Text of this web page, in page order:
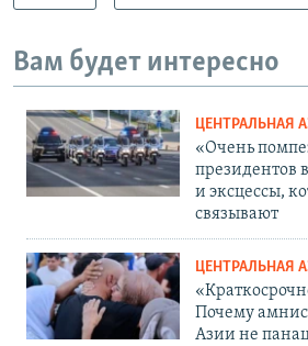
Вам будет интересно
ЦЕНТРАЛЬНАЯ
«Очень
президентов
и эксцессы,
связывают
ЦЕНТРАЛЬНАЯ
Почему
Азии не